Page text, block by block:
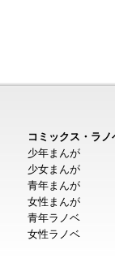
コミックス・ラノ
少年まんが
少女まんが
青年まんが
女性まんが
青年ラノベ
女性ラノベ